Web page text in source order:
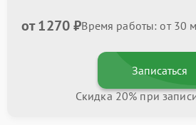
от 1270 ₽Время работы: от 30
Записаться
Скидка 20% при